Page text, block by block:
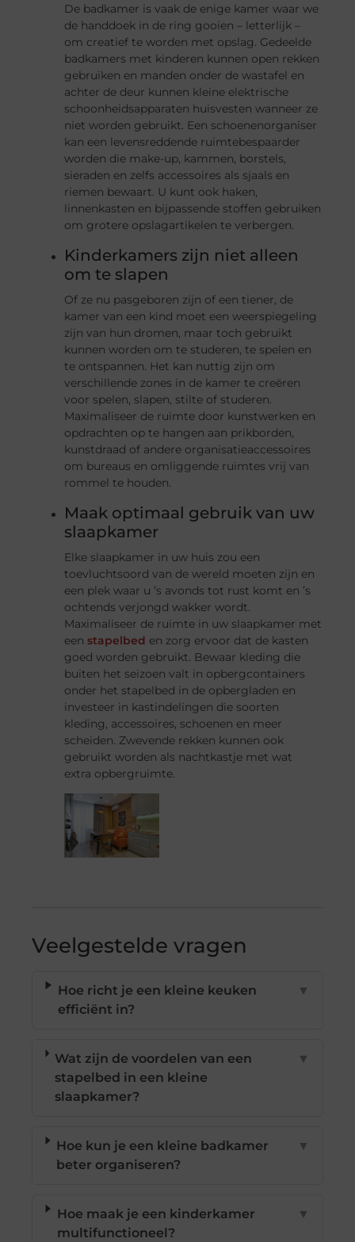
De badkamer is vaak de enige kamer waar we
de handdoek in de ring gooien – letterlijk –
om creatief te worden met opslag. Gedeelde
badkamers met kinderen kunnen open rekken
gebruiken en manden onder de wastafel en
achter de deur kunnen kleine elektrische
schoonheidsapparaten huisvesten wanneer ze
niet worden gebruikt. Een schoenenorganiser
kan een levensreddende ruimtebespaarder
worden die make-up, kammen, borstels,
sieraden en zelfs accessoires als sjaals en
riemen bewaart. U kunt ook haken,
linnenkasten en bijpassende stoffen gebruiken
om grotere opslagartikelen te verbergen.
Kinderkamers zijn niet alleen
om te slapen
Of ze nu pasgeboren zijn of een tiener, de
kamer van een kind moet een weerspiegeling
zijn van hun dromen, maar toch gebruikt
kunnen worden om te studeren, te spelen en
te ontspannen. Het kan nuttig zijn om
verschillende zones in de kamer te creëren
voor spelen, slapen, stilte of studeren.
Maximaliseer de ruimte door kunstwerken en
opdrachten op te hangen aan prikborden,
kunstdraad of andere organisatieaccessoires
om bureaus en omliggende ruimtes vrij van
rommel te houden.
Maak optimaal gebruik van uw
slaapkamer
Elke slaapkamer in uw huis zou een
toevluchtsoord van de wereld moeten zijn en
een plek waar u ’s avonds tot rust komt en ’s
ochtends verjongd wakker wordt.
Maximaliseer de ruimte in uw slaapkamer met
een stapelbed en zorg ervoor dat de kasten
goed worden gebruikt. Bewaar kleding die
buiten het seizoen valt in opbergcontainers
onder het stapelbed in de opbergladen en
investeer in kastindelingen die soorten
kleding, accessoires, schoenen en meer
scheiden. Zwevende rekken kunnen ook
gebruikt worden als nachtkastje met wat
extra opbergruimte.
Veelgestelde vragen
Hoe richt je een kleine keuken
efficiënt in?
▼
Wat zijn de voordelen van een
stapelbed in een kleine
slaapkamer?
▼
Hoe kun je een kleine badkamer
beter organiseren?
▼
Hoe maak je een kinderkamer
multifunctioneel?
▼